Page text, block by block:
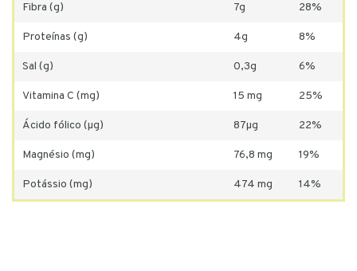
Fibra (g) 7g 28%
Proteínas (g) 4g 8%
Sal (g) 0,3g 6%
Vitamina C (mg) 15 mg 25%
Ácido fólico (µg) 87µg 22%
Magnésio (mg) 76,8 mg 19%
Potássio (mg) 474 mg 14%